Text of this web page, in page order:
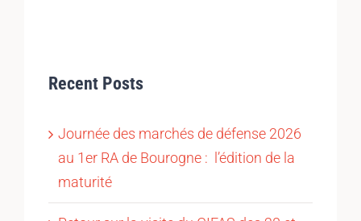
Recent Posts
Journée des marchés de défense 2026
au 1er RA de Bourogne : l’édition de la
maturité